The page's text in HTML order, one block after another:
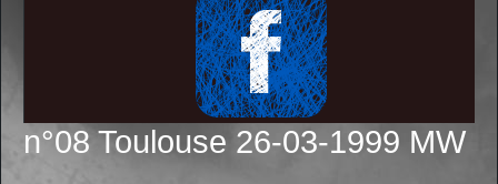
n°08 Toulouse 26-03-1999 MW